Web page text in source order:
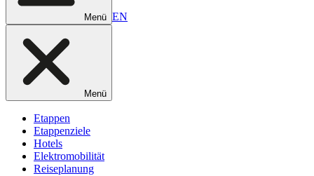
Menü EN
Menü
Etappen
Etappenziele
Hotels
Elektromobilität
Reiseplanung